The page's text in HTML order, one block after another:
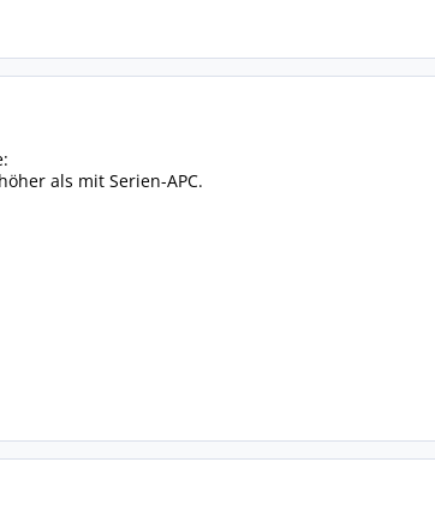
als mit Serien-APC.